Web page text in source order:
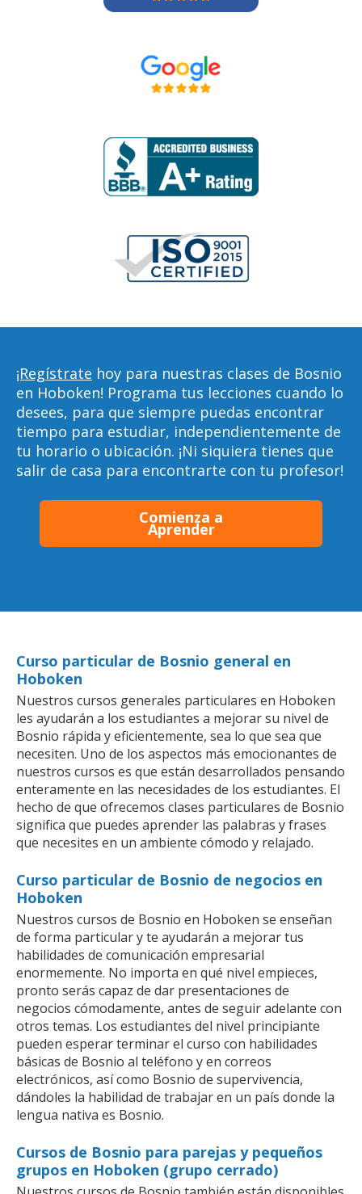
¡Regístrate hoy para nuestras clases de Bosnio
en Hoboken! Programa tus lecciones cuando lo
desees, para que siempre puedas encontrar
tiempo para estudiar, independientemente de
tu horario o ubicación. ¡Ni siquiera tienes que
salir de casa para encontrarte con tu profesor!
Comienza a
Aprender
Curso particular de Bosnio general en
Hoboken
Nuestros cursos generales particulares en Hoboken
les ayudarán a los estudiantes a mejorar su nivel de
Bosnio rápida y eficientemente, sea lo que sea que
necesiten. Uno de los aspectos más emocionantes de
nuestros cursos es que están desarrollados pensando
enteramente en las necesidades de los estudiantes. El
hecho de que ofrecemos clases particulares de Bosnio
significa que puedes aprender las palabras y frases
que necesites en un ambiente cómodo y relajado.
Curso particular de Bosnio de negocios en
Hoboken
Nuestros cursos de Bosnio en Hoboken se enseñan
de forma particular y te ayudarán a mejorar tus
habilidades de comunicación empresarial
enormemente. No importa en qué nivel empieces,
pronto serás capaz de dar presentaciones de
negocios cómodamente, antes de seguir adelante con
otros temas. Los estudiantes del nivel principiante
pueden esperar terminar el curso con habilidades
básicas de Bosnio al teléfono y en correos
electrónicos, así como Bosnio de supervivencia,
dándoles la habilidad de trabajar en un país donde la
lengua nativa es Bosnio.
Cursos de Bosnio para parejas y pequeños
grupos en Hoboken (grupo cerrado)